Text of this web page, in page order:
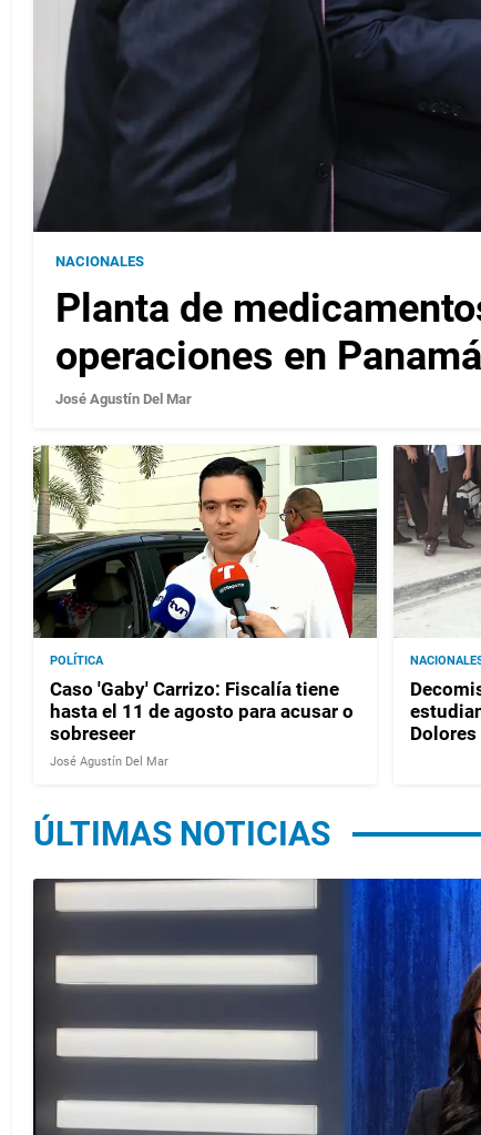
NACIONALES
Planta de
operaciones en
José Agustín Del Mar
POLÍTICA
Caso 'Gaby' Carrizo: Fiscalía tiene
hasta el 11 de agosto para acusar o
sobreseer
José Agustín Del Mar
ÚLTIMAS NOTICIAS